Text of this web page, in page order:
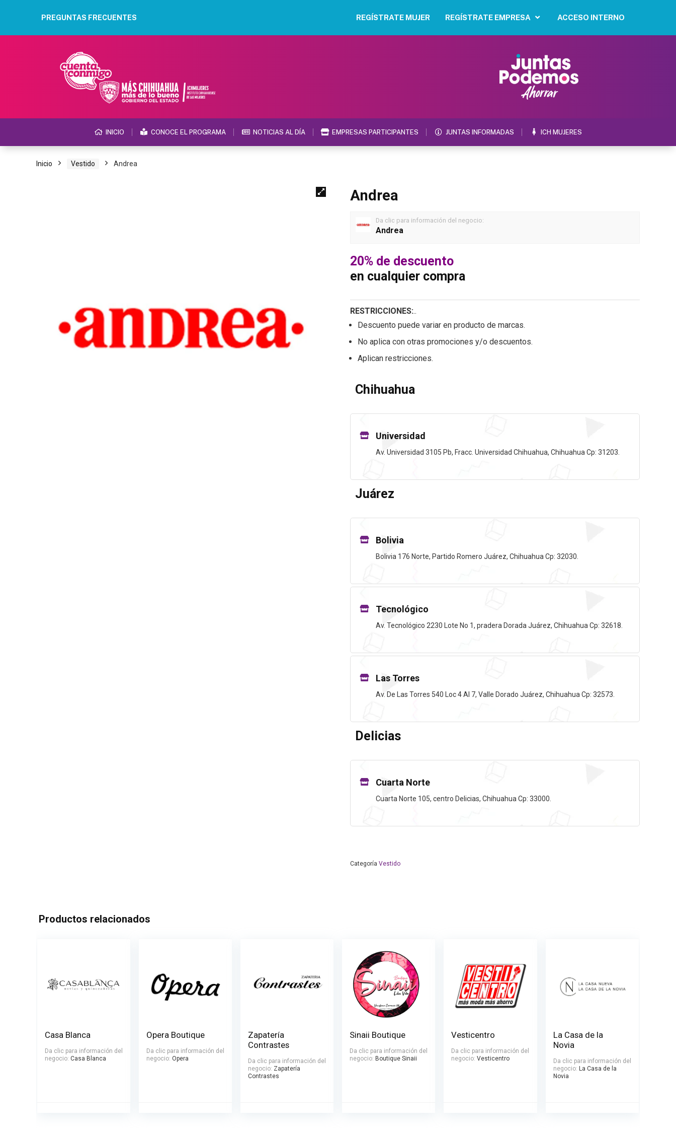
PREGUNTAS FRECUENTES REGÍSTRATE MUJER REGÍSTRATE EMPRESA ACCESO INTERNO
INICIO CONOCE EL PROGRAMA NOTICIAS AL DÍA EMPRESAS PARTICIPANTES JUNTAS INFORMADAS ICH MUJERES
Inicio Vestido Andrea
Andrea
Da clic para información del negocio:
Andrea
20% de descuento
en cualquier compra
RESTRICCIONES:..
Descuento puede variar en producto de marcas.
No aplica con otras promociones y/o descuentos.
Aplican restricciones.
Chihuahua
Universidad
Av. Universidad 3105 Pb, Fracc. Universidad Chihuahua, Chihuahua Cp: 31203.
Juárez
Bolivia
Bolivia 176 Norte, Partido Romero Juárez, Chihuahua Cp: 32030.
Tecnológico
Av. Tecnológico 2230 Lote No 1, pradera Dorada Juárez, Chihuahua Cp: 32618.
Las Torres
Av. De Las Torres 540 Loc 4 Al 7, Valle Dorado Juárez, Chihuahua Cp: 32573.
Delicias
Cuarta Norte
Cuarta Norte 105, centro Delicias, Chihuahua Cp: 33000.
Categoría Vestido
Productos relacionados
Casa Blanca
Da clic para información del
negocio: Casa Blanca
Opera Boutique
Da clic para información del
negocio: Opera
Zapatería
Contrastes
Da clic para información del
negocio: Zapatería
Contrastes
Sinaii Boutique
Da clic para información del
negocio: Boutique Sinaii
Vesticentro
Da clic para información del
negocio: Vesticentro
La Casa de la
Novia
Da clic para información del
negocio: La Casa de la
Novia